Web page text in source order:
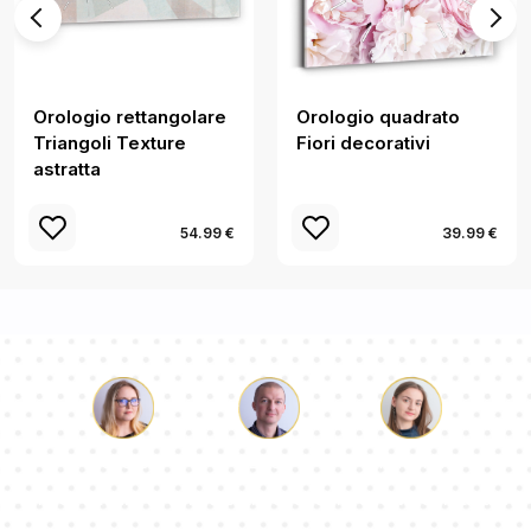
Orologio rettangolare
Triangoli Texture
astratta
54.99 €
Orologio quadrato
Fiori decorativi
39.99 €